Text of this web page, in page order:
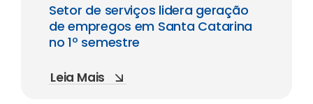
Setor de serviços lidera geração
de empregos em Santa Catarina
no 1º semestre
Leia Mais